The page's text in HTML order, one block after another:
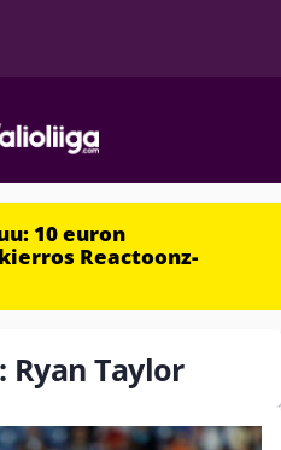
10 euron
Reactoonz-
Taylor